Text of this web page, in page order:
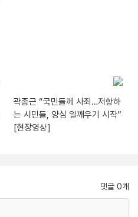
곽종근 “국민들께 사죄…저항하
는 시민들, 양심 일깨우기 시작”
[현장영상]
댓글 0개